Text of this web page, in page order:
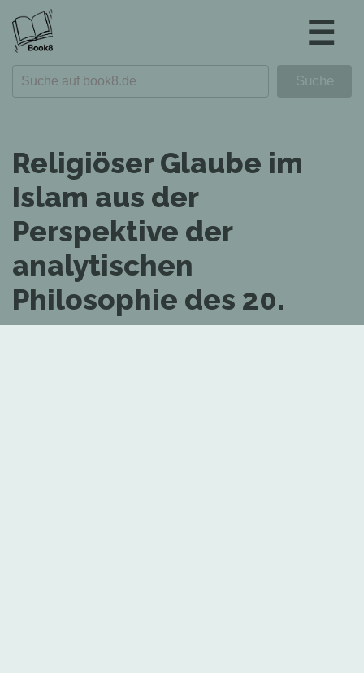
☰
Religiöser Glaube im
Islam aus der
Perspektive der
analytischen
Philosophie des 20.